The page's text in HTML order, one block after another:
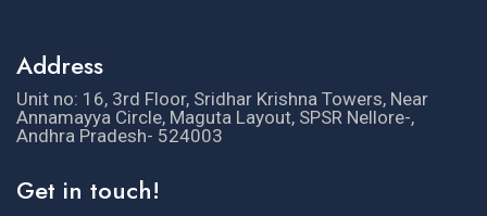
Address
Unit no: 16, 3rd Floor, Sridhar Krishna Towers, Near
Annamayya Circle, Maguta Layout, SPSR Nellore-,
Andhra Pradesh- 524003
Get in touch!